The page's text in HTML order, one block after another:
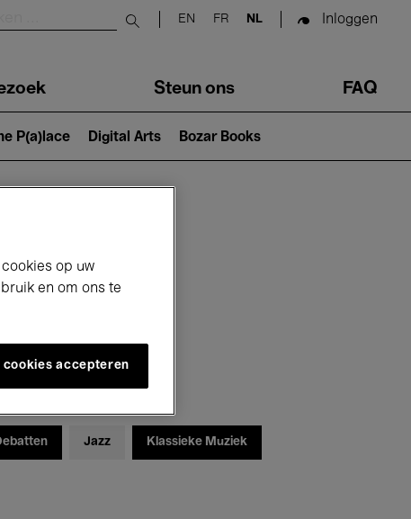
Submit search
EN FR NL Inloggen
Steun ons FAQ
P(a)lace Digital Arts Bozar Books
Jazz Klassieke Muziek
op uw
en om ons te
cookies accepteren